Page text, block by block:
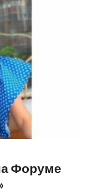
Форуме